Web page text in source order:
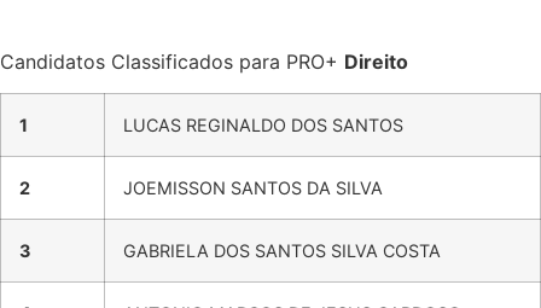
Candidatos Classificados para PRO+ Direito
1 LUCAS REGINALDO DOS SANTOS
2 JOEMISSON SANTOS DA SILVA
3 GABRIELA DOS SANTOS SILVA COSTA